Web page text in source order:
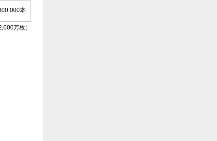
本
万枚）